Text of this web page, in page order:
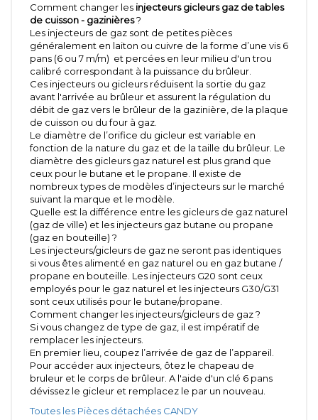
Comment changer les injecteurs gicleurs gaz de tables
de cuisson - gazinières?
Les injecteurs de gaz sont de petites pièces
généralement en laiton ou cuivre de la forme d’une vis 6
pans (6 ou 7 m/m) et percées en leur milieu d'un trou
calibré correspondant à la puissance du brûleur.
Ces injecteurs ou gicleurs réduisent la sortie du gaz
avant l'arrivée au brûleur et assurent la régulation du
débit de gaz vers le brûleur de la gazinière, de la plaque
de cuisson ou du four à gaz.
Le diamètre de l’orifice du gicleur est variable en
fonction de la nature du gaz et de la taille du brûleur. Le
diamètre des gicleurs gaz naturel est plus grand que
ceux pour le butane et le propane. Il existe de
nombreux types de modèles d’injecteurs sur le marché
suivant la marque et le modèle.
Quelle est la différence entre les gicleurs de gaz naturel
(gaz de ville) et les injecteurs gaz butane ou propane
(gaz en bouteille) ?
Les injecteurs/gicleurs de gaz ne seront pas identiques
si vous êtes alimenté en gaz naturel ou en gaz butane /
propane en bouteille. Les injecteurs G20 sont ceux
employés pour le gaz naturel et les injecteurs G30/G31
sont ceux utilisés pour le butane/propane.
Comment changer les injecteurs/gicleurs de gaz ?
Si vous changez de type de gaz, il est impératif de
remplacer les injecteurs.
En premier lieu, coupez l’arrivée de gaz de l’appareil.
Pour accéder aux injecteurs, ôtez le chapeau de
bruleur et le corps de brûleur. A l'aide d'un clé 6 pans
dévissez le gicleur et remplacez le par un nouveau.
Toutes les Pièces détachées CANDY